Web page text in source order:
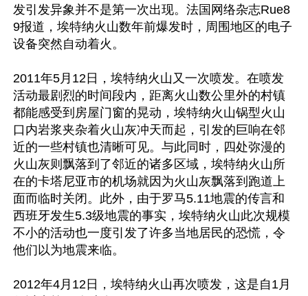
发引发异象并不是第一次出现。法国网络杂志Rue8
9报道，埃特纳火山数年前爆发时，周围地区的电子
设备突然自动着火。
2011年5月12日，埃特纳火山又一次喷发。在喷发
活动最剧烈的时间段内，距离火山数公里外的村镇
都能感受到房屋门窗的晃动，埃特纳火山锅型火山
口内岩浆夹杂着火山灰冲天而起，引发的巨响在邻
近的一些村镇也清晰可见。与此同时，四处弥漫的
火山灰则飘落到了邻近的诸多区域，埃特纳火山所
在的卡塔尼亚市的机场就因为火山灰飘落到跑道上
面而临时关闭。此外，由于罗马5.11地震的传言和
西班牙发生5.3级地震的事实，埃特纳火山此次规模
不小的活动也一度引发了许多当地居民的恐慌，令
他们以为地震来临。
2012年4月12日，埃特纳火山再次喷发，这是自1月